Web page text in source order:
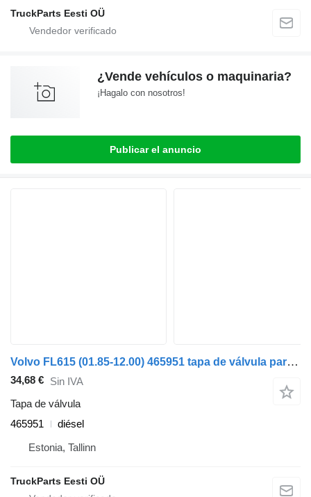
TruckParts Eesti OÜ
¿Vende vehículos o maquinaria?
¡Hagalo con nosotros!
Publicar el anuncio
Volvo FL615 (01.85-12.00) 465951 tapa de válvula para Volvo FL, FL6, FL7, FL10, FL12, FS718 (1985-2005) cabeza tractora
34,68 € Sin IVA
Tapa de válvula
465951
diésel
Estonia, Tallinn
TruckParts Eesti OÜ